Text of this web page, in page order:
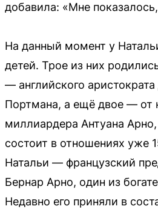
добавила: «Мне
На данный момент у
детей. Трое из них
— английского
Портмана, а ещё двое — от
миллиардера Антуана
состоит в отношениях уже
Натальи — французский
Бернар Арно, один из
Недавно его приняли в